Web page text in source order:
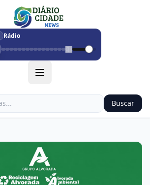
Rádio
Buscar